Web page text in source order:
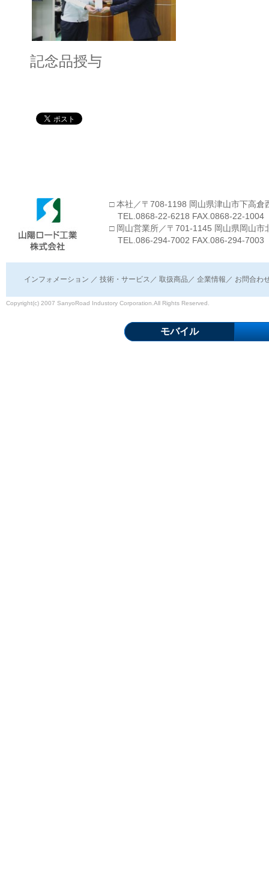
記念品授与
□ 本社／〒708-1198 岡山県津山市下高倉
TEL.0868-22-6218 FAX.0868-22-1004
□ 岡山営業所／〒701-1145 岡山県岡山市
TEL.086-294-7002 FAX.086-294-7003
インフォメーション ／ 技術・サービス ／ 取扱商品 ／ 企業情報 ／ お問合わ
Copyright(c) 2007 SanyoRoad Industory Corporation.All Rights Reserved.
モバイル